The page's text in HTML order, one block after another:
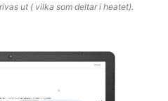
ut ( vilka som deltar i heatet).